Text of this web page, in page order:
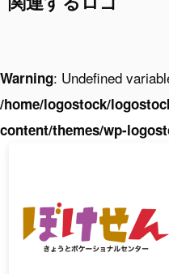
Warning: Undefined
/home/logostock/
content/themes/wp-